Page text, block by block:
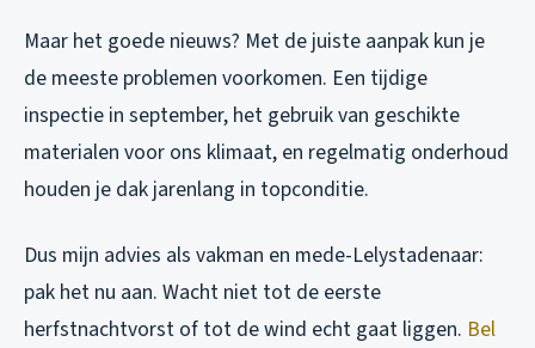
Maar het goede nieuws? Met de juiste aanpak kun je
de meeste problemen voorkomen. Een tijdige
inspectie in september, het gebruik van geschikte
materialen voor ons klimaat, en regelmatig onderhoud
houden je dak jarenlang in topconditie.
Dus mijn advies als vakman en mede-Lelystadenaar:
pak het nu aan. Wacht niet tot de eerste
herfstnachtvorst of tot de wind echt gaat liggen. Bel